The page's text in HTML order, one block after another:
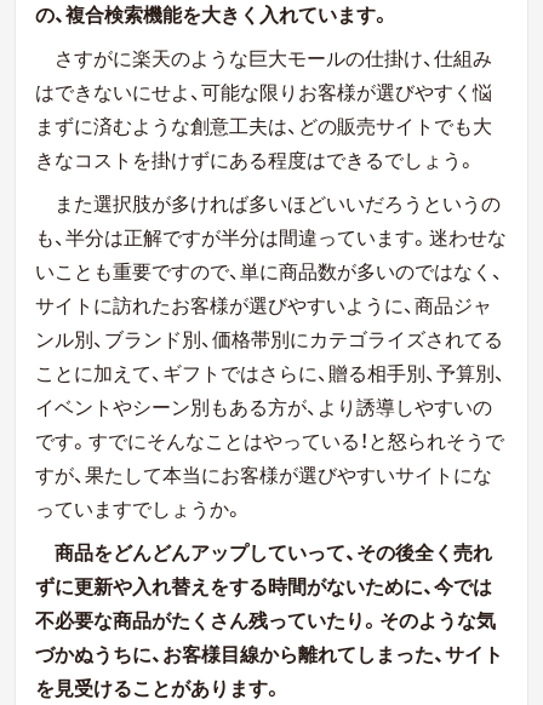
の、複合検索機能を大きく入れています。
さすがに楽天のような巨大モールの仕掛け、仕組み
はできないにせよ、可能な限りお客様が選びやすく悩
まずに済むような創意工夫は、どの販売サイトでも大
きなコストを掛けずにある程度はできるでしょう。
また選択肢が多ければ多いほどいいだろうというの
も、半分は正解ですが半分は間違っています。迷わせな
いことも重要ですので、単に商品数が多いのではなく、
サイトに訪れたお客様が選びやすいように、商品ジャ
ンル別、ブランド別、価格帯別にカテゴライズされてる
ことに加えて、ギフトではさらに、贈る相手別、予算別、
イベントやシーン別もある方が、より誘導しやすいの
です。すでにそんなことはやっている！と怒られそうで
すが、果たして本当にお客様が選びやすいサイトにな
っていますでしょうか。
商品をどんどんアップしていって、その後全く売れ
ずに更新や入れ替えをする時間がないために、今では
不必要な商品がたくさん残っていたり。そのような気
づかぬうちに、お客様目線から離れてしまった、サイト
を見受けることがあります。